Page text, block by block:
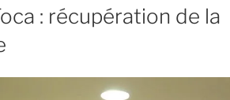
: récupération de la